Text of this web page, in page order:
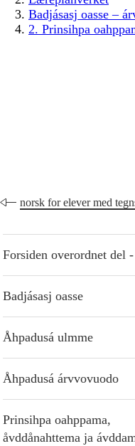
Badjásasj oasse –
2. Prinsihpa
norsk for elever med
Forsiden overordnet del
Badjásasj oasse
Åhpadusá ulmme
Åhpadusá árvvovuodo
Prinsihpa oahppama,
åvddånahttema ja